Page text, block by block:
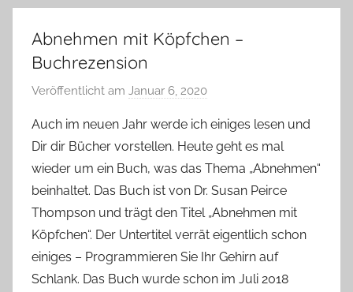
vieles
mehr
Abnehmen mit Köpfchen –
Buchrezension
Veröffentlicht am Januar 6, 2020
n
Y
v
o
n
n
e
Auch im neuen Jahr werde ich einiges lesen und
Dir dir Bücher vorstellen. Heute geht es mal
wieder um ein Buch, was das Thema „Abnehmen“
beinhaltet. Das Buch ist von Dr. Susan Peirce
Thompson und trägt den Titel „Abnehmen mit
Köpfchen“. Der Untertitel verrät eigentlich schon
einiges – Programmieren Sie Ihr Gehirn auf
Schlank. Das Buch wurde schon im Juli 2018